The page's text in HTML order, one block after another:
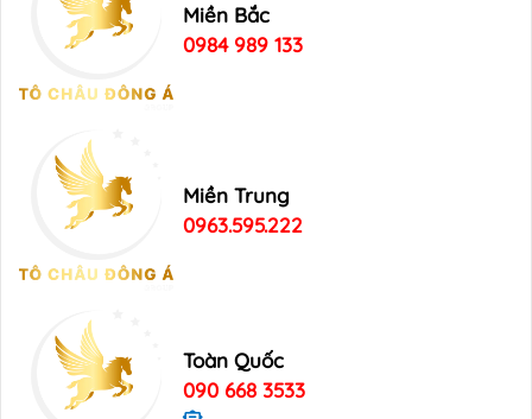
Miền Bắc
0984 989 133
Miền Trung
0963.595.222
Toàn Quốc
090 668 3533